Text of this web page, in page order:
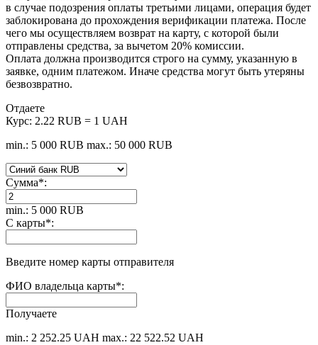
в случае подозрения оплаты третьими лицами, операция будет
заблокирована до прохождения верификации платежа. После
чего мы осуществляем возврат на карту, с которой были
отправлены средства, за вычетом 20% комиссии.
Оплата должна производится строго на сумму, указанную в
заявке, одним платежом. Иначе средства могут быть утеряны
безвозвратно.
Отдаете
Курс: 2.22 RUB = 1 UAH
min.: 5 000 RUB max.: 50 000 RUB
Сумма*:
min.: 5 000 RUB
С карты*:
Введите номер карты отправителя
ФИО владельца карты*:
Получаете
min.: 2 252.25 UAH max.: 22 522.52 UAH